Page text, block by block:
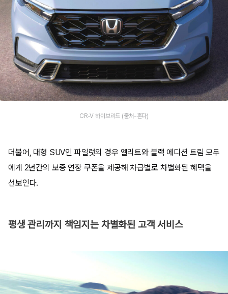
CR-V 하이브리드 (출처-혼다)
더불어, 대형 SUV인 파일럿의 경우 엘리트와 블랙 에디션 트림 모두
에게 2년간의 보증 연장 쿠폰을 제공해 차급별로 차별화된 혜택을
선보인다.
평생 관리까지 책임지는 차별화된 고객 서비스